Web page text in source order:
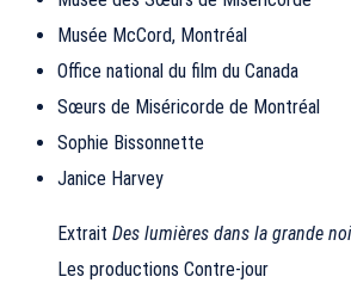
Musée McCord, Montréal
Office national du film du Canada
Sœurs de Miséricorde de Montréal
Sophie Bissonnette
Janice Harvey
Extrait Des lumières dans la grande
Les productions Contre-jour